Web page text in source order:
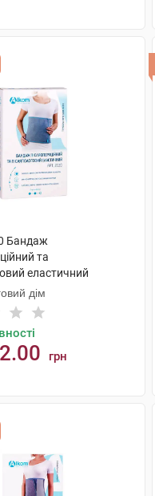
Бандаж
та
еластичний
дім
грн